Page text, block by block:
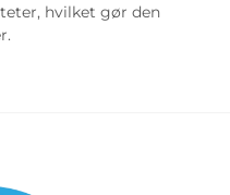
hvilket gør den